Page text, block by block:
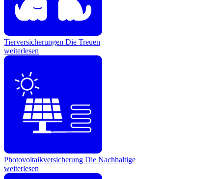
Tierversicherungen Die Treuen
weiterlesen
Photovoltaikversicherung Die Nachhaltige
weiterlesen